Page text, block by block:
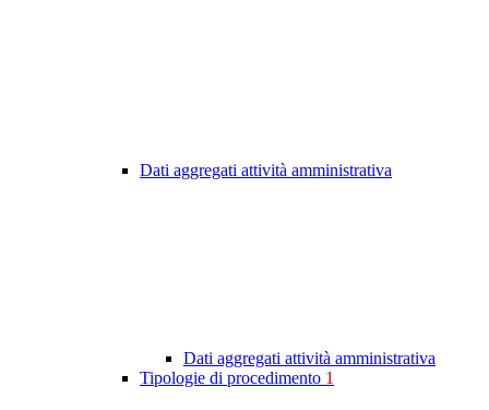
Dati aggregati attività amministrativa
Dati aggregati attività amministrativa
Tipologie di procedimento 1